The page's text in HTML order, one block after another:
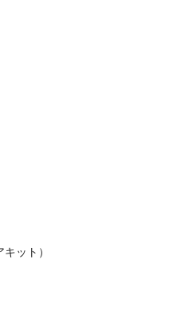
ット）